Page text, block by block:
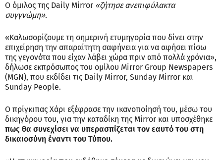
Ο όμιλος της Daily Mirror «ζήτησε ανεπιφύλακτα
συγγνώμη».
«Καλωσορίζουμε τη σημερινή ετυμηγορία που δίνει στην
επιχείρηση την απαραίτητη σαφήνεια για να αφήσει πίσω
της γεγονότα που είχαν λάβει χώρα πριν από πολλά χρόνια»,
δήλωσε εκπρόσωπος του ομίλου Mirror Group Newspapers
(MGN), που εκδίδει τις Daily Mirror, Sunday Mirror και
Sunday People.
Ο πρίγκιπας Χάρι εξέφρασε την ικανοποίησή του, μέσω του
δικηγόρου του, για την καταδίκη της Mirror και υποσχέθηκε
πως θα συνεχίσει να υπερασπίζεται τον εαυτό του στη
δικαιοσύνη έναντι του Τύπου.